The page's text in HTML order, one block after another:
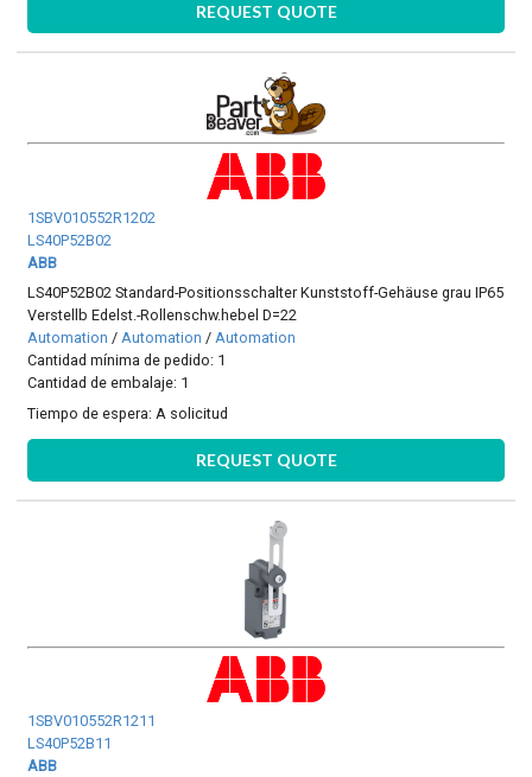
REQUEST QUOTE
1SBV010552R1202
LS40P52B02
ABB
LS40P52B02 Standard-Positionsschalter Kunststoff-Gehäuse grau IP65
Verstellb Edelst.-Rollenschw.hebel D=22
Automation /Automation /Automation
Cantidad mínima de pedido: 1
Cantidad de embalaje: 1
Tiempo de espera: A solicitud
REQUEST QUOTE
1SBV010552R1211
LS40P52B11
ABB